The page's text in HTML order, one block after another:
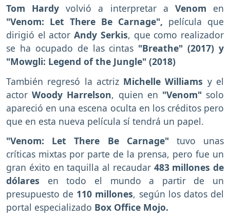
Tom Hardyvolvió a interpretar a Venom en
"Venom: Let There Be Carnage", película que
dirigió el actorAndy Serkis, que como realizador
se ha ocupado de las cintas "Breathe" (2017) y
"Mowgli: Legend of the Jungle" (2018)
También regresó la actrizMichelle Williams y el
actorWoody Harrelson, quien en "Venom" solo
apareció en una escena oculta en los créditos pero
que en esta nueva película sí tendrá un papel.
"Venom: Let There Be Carnage" tuvo unas
críticas mixtas por parte de la prensa, pero fue un
gran éxito en taquilla al recaudar483 millones de
dólares en todo el mundo a partir de un
presupuesto de 110 millones, según los datos del
portal especializado Box Office Mojo.